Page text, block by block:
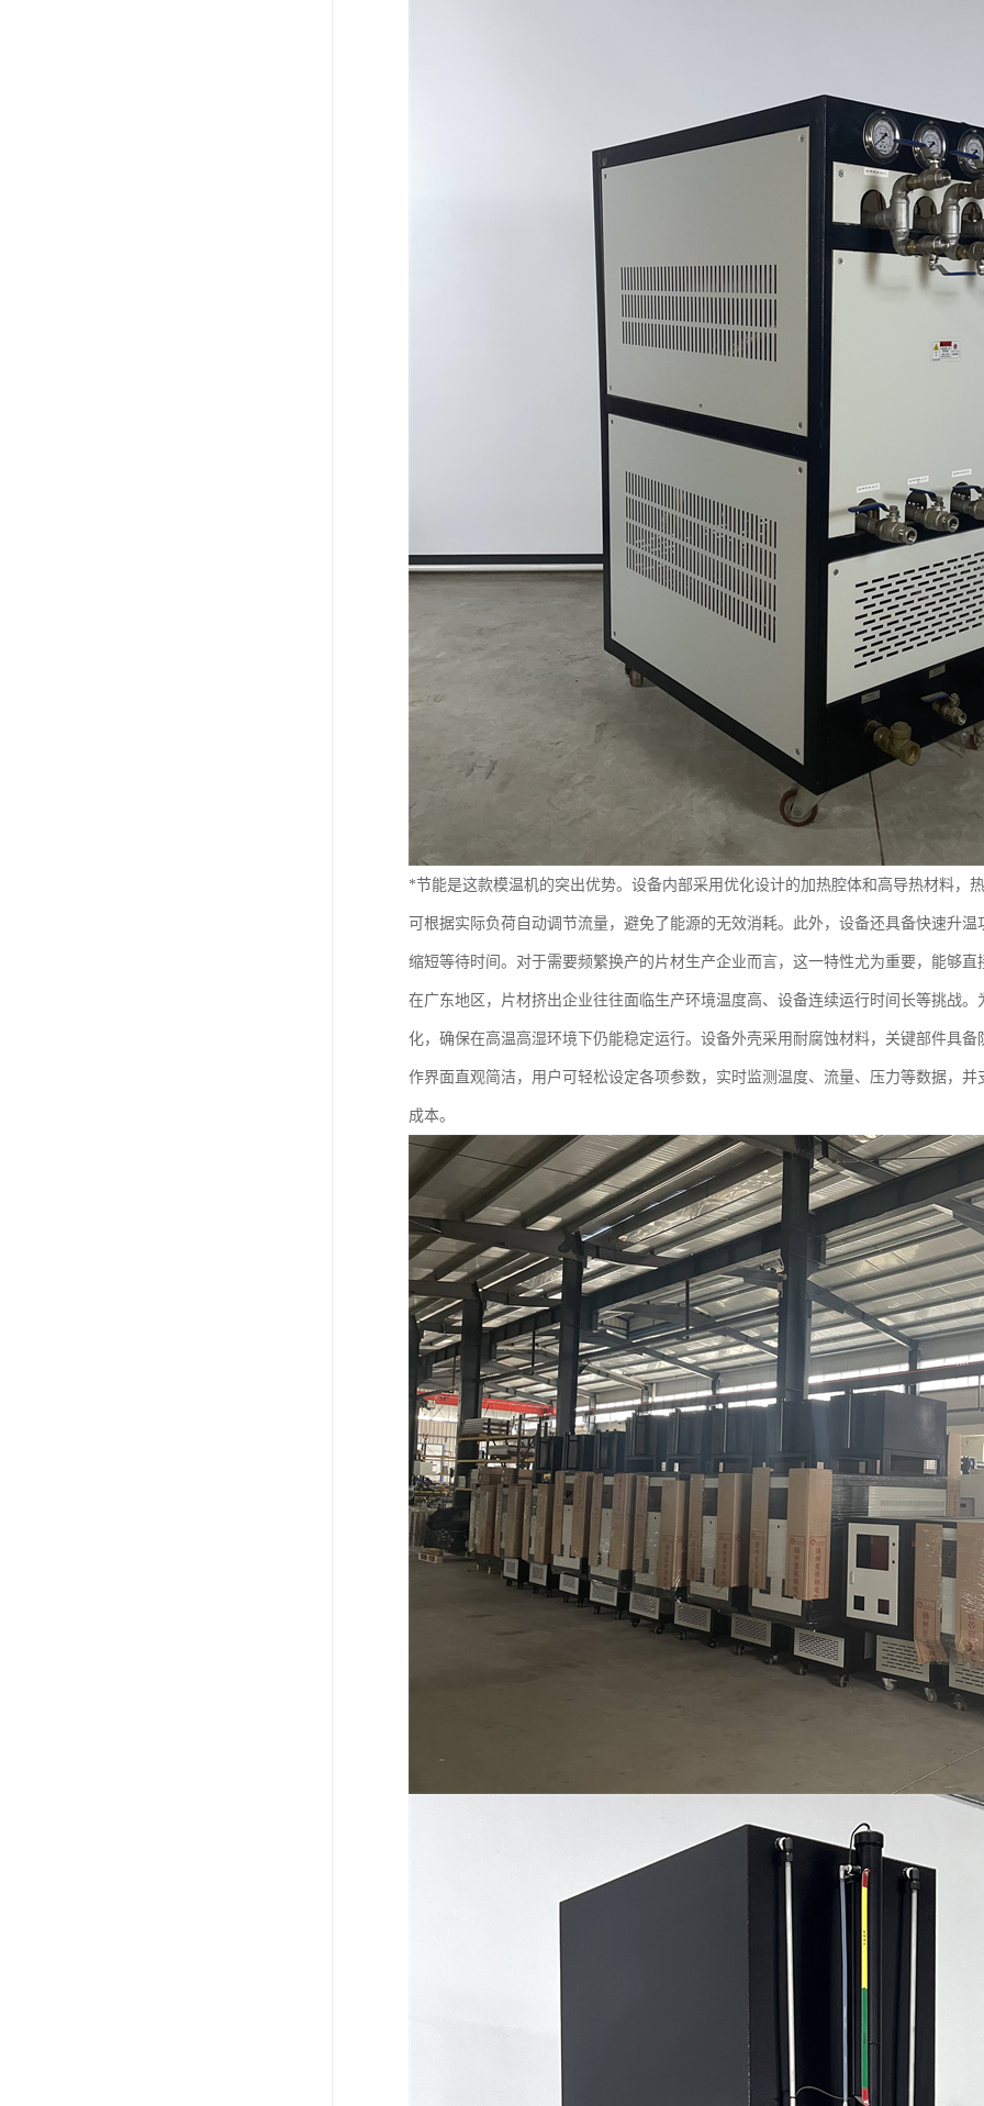
*节能是这款模温机的突出优势。设备内部采用优化设计的加热腔体和高导热材料，
可根据实际负荷自动调节流量，避免了能源的无效消耗。此外，设备还具备快速升
缩短等待时间。对于需要频繁换产的片材生产企业而言，这一特性尤为重要，能够直
在广东地区，片材挤出企业往往面临生产环境温度高、设备连续运行时间长等挑战
化，确保在高温高湿环境下仍能稳定运行。设备外壳采用耐腐蚀材料，关键部件具
作界面直观简洁，用户可轻松设定各项参数，实时监测温度、流量、压力等数据，
成本。